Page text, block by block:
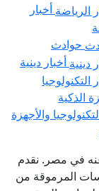
أخبار
حوادث
أخبار دينية
والأجهزة
في مصر. نقدم
المرموقة من